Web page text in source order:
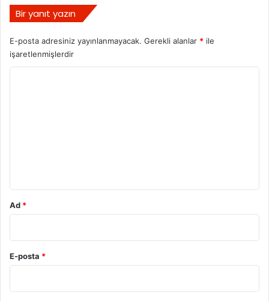
Bir yanıt yazın
E-posta adresiniz yayınlanmayacak. Gerekli alanlar * ile
işaretlenmişlerdir
Ad *
E-posta *